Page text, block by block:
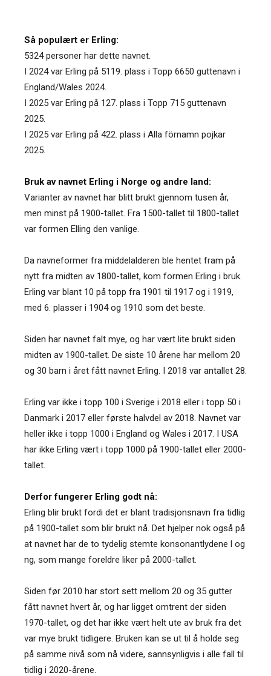
Så populært er Erling:
5324 personer har dette navnet.
I 2024 var Erling på 5119. plass i Topp 6650 guttenavn i
England/Wales 2024.
I 2025 var Erling på 127. plass i Topp 715 guttenavn
2025.
I 2025 var Erling på 422. plass i Alla förnamn pojkar
2025.
Bruk av navnet Erling i Norge og andre land:
Varianter av navnet har blitt brukt gjennom tusen år,
men minst på 1900-tallet. Fra 1500-tallet til 1800-tallet
var formen Elling den vanlige.
Da navneformer fra middelalderen ble hentet fram på
nytt fra midten av 1800-tallet, kom formen Erling i bruk.
Erling var blant 10 på topp fra 1901 til 1917 og i 1919,
med 6. plasser i 1904 og 1910 som det beste.
Siden har navnet falt mye, og har vært lite brukt siden
midten av 1900-tallet. De siste 10 årene har mellom 20
og 30 barn i året fått navnet Erling. I 2018 var antallet 28.
Erling var ikke i topp 100 i Sverige i 2018 eller i topp 50 i
Danmark i 2017 eller første halvdel av 2018. Navnet var
heller ikke i topp 1000 i England og Wales i 2017. I USA
har ikke Erling vært i topp 1000 på 1900-tallet eller 2000-
tallet.
Derfor fungerer Erling godt nå:
Erling blir brukt fordi det er blant tradisjonsnavn fra tidlig
på 1900-tallet som blir brukt nå. Det hjelper nok også på
at navnet har de to tydelig stemte konsonantlydene l og
ng, som mange foreldre liker på 2000-tallet.
Siden før 2010 har stort sett mellom 20 og 35 gutter
fått navnet hvert år, og har ligget omtrent der siden
1970-tallet, og det har ikke vært helt ute av bruk fra det
var mye brukt tidligere. Bruken kan se ut til å holde seg
på samme nivå som nå videre, sannsynligvis i alle fall til
tidlig i 2020-årene.